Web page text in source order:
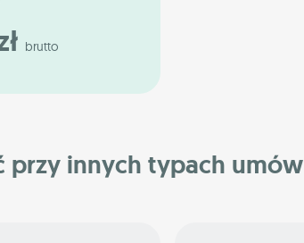
brutto
przy innych typach umów